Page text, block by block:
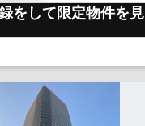
をして限定物件を見